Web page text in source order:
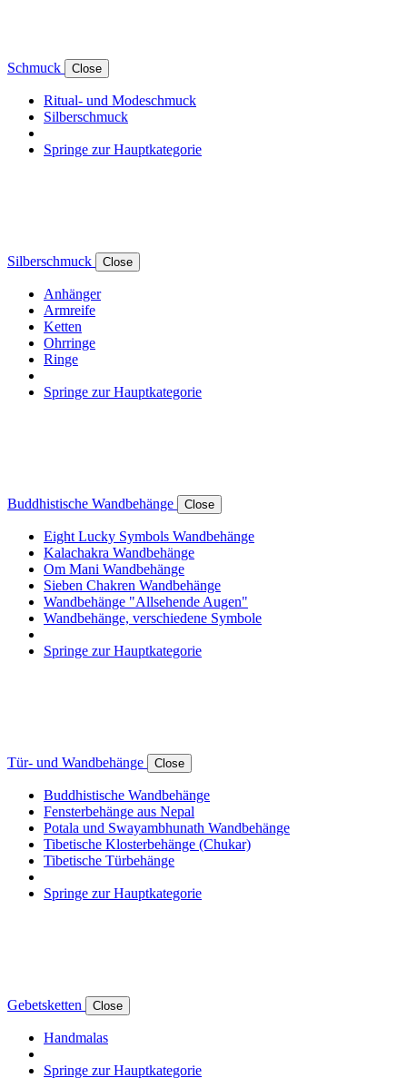
Schmuck Close
Ritual- und Modeschmuck
Silberschmuck
Springe zur Hauptkategorie
Silberschmuck Close
Anhänger
Armreife
Ketten
Ohrringe
Ringe
Springe zur Hauptkategorie
Buddhistische Wandbehänge Close
Eight Lucky Symbols Wandbehänge
Kalachakra Wandbehänge
Om Mani Wandbehänge
Sieben Chakren Wandbehänge
Wandbehänge "Allsehende Augen"
Wandbehänge, verschiedene Symbole
Springe zur Hauptkategorie
Tür- und Wandbehänge Close
Buddhistische Wandbehänge
Fensterbehänge aus Nepal
Potala und Swayambhunath Wandbehänge
Tibetische Klosterbehänge (Chukar)
Tibetische Türbehänge
Springe zur Hauptkategorie
Gebetsketten Close
Handmalas
Springe zur Hauptkategorie